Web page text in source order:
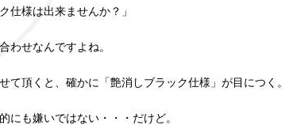
仕様は出来ませんか？」
わせなんですよね。
て頂くと、確かに「艶消しブラック仕様」が目につく。
にも嫌いではない・・・だけど。